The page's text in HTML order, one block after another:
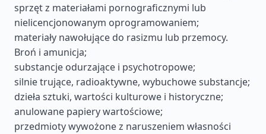
sprzęt z materiałami pornograficznymi lub
nielicencjonowanym oprogramowaniem;
materiały nawołujące do rasizmu lub przemocy.
Broń i amunicja;
substancje odurzające i psychotropowe;
silnie trujące, radioaktywne, wybuchowe substancje;
dzieła sztuki, wartości kulturowe i historyczne;
anulowane papiery wartościowe;
przedmioty wywożone z naruszeniem własności